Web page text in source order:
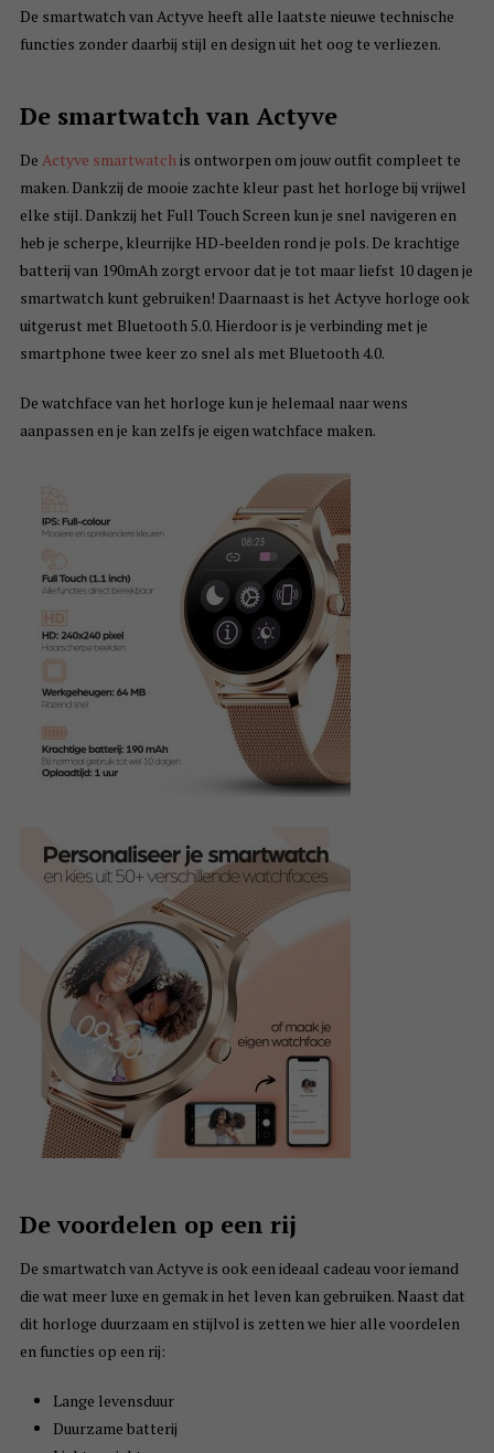
De smartwatch van Actyve heeft alle laatste nieuwe technische
functies zonder daarbij stijl en design uit het oog te verliezen.
De smartwatch van Actyve
De Actyve smartwatchis ontworpen om jouw outfit compleet te
maken. Dankzij de mooie zachte kleur past het horloge bij vrijwel
elke stijl. Dankzij het Full Touch Screen kun je snel navigeren en
heb je scherpe, kleurrijke HD-beelden rond je pols. De krachtige
batterij van 190mAh zorgt ervoor dat je tot maar liefst 10 dagen je
smartwatch kunt gebruiken! Daarnaast is het Actyve horloge ook
uitgerust met Bluetooth 5.0. Hierdoor is je verbinding met je
smartphone twee keer zo snel als met Bluetooth 4.0.
De watchface van het horloge kun je helemaal naar wens
aanpassen en je kan zelfs je eigen watchface maken.
De voordelen op een rij
De smartwatch van Actyve is ook een ideaal cadeau voor iemand
die wat meer luxe en gemak in het leven kan gebruiken. Naast dat
dit horloge duurzaam en stijlvol is zetten we hier alle voordelen
en functies op een rij:
Lange levensduur
Duurzame batterij